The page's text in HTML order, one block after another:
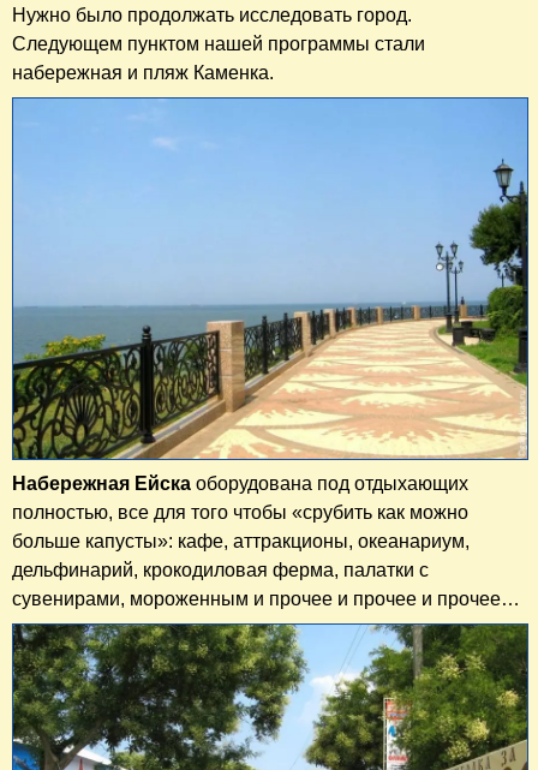
Нужно было продолжать исследовать город.
Следующем пунктом нашей программы стали
набережная и пляж Каменка.
Набережная Ейска оборудована под отдыхающих
полностью, все для того чтобы «срубить как можно
больше капусты»: кафе, аттракционы, океанариум,
дельфинарий, крокодиловая ферма, палатки с
сувенирами, мороженным и прочее и прочее и прочее…